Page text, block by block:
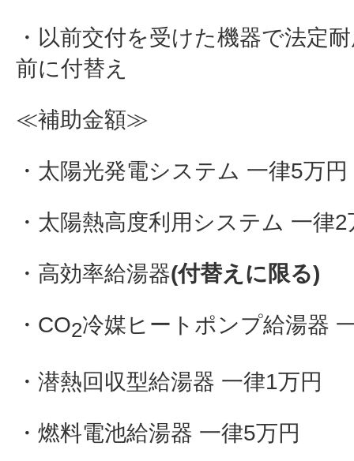
・以前交付を受けた機器で法定
前に付替え
≪補助金額≫
・太陽光発電システム 一律5万円
・太陽熱高度利用システム 一律2
・高効率給湯器(付替えに限る)
・CO2冷媒ヒートポンプ給湯器
・潜熱回収型給湯器 一律1万円
・燃料電池給湯器 一律5万円